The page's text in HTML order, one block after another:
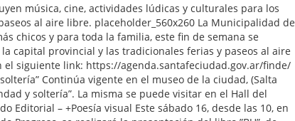
música, cine, actividades lúdicas y culturales para los
al aire libre. placeholder_560x260 La Municipalidad de
chicos y para toda la familia, este fin de semana se
capital provincial y las tradicionales ferias y paseos al aire
el siguiente link: https://agenda.santafeciudad.gov.ar/finde/
Continúa vigente en el museo de la ciudad, (Salta
y soltería”. La misma se puede visitar en el Hall del
Editorial – +Poesía visual Este sábado 16, desde las 10, en